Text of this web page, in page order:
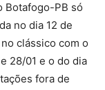
Botafogo-PB só
no dia 12 de
clássico com o
28/01 e o do dia
fora de